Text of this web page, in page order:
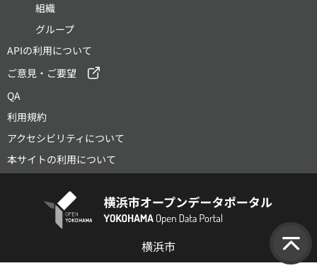
組織
グループ
APIの利用について
ご意見・ご要望
QA
利用規約
アクセシビリティについて
本サイトの利用について
横浜市